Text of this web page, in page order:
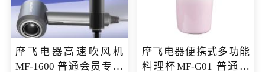
摩飞电器高速吹风机
MF-1600 普通会员专享
摩飞电器便携式多功能
料理杯MF-G01 普通会